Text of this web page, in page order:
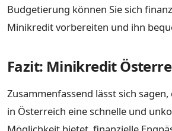
Budgetierung können Sie sich
Minikredit vorbereiten und ihn
Fazit: Minikredit
Zusammenfassend lässt sich
in Österreich eine schnelle und